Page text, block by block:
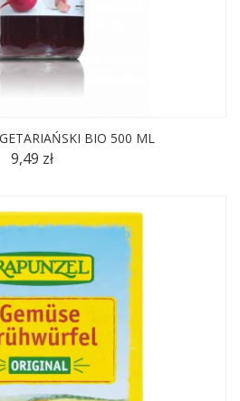
BIO 500 ML
9,49 zł